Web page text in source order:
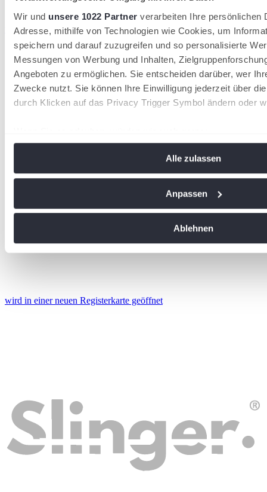
Wir und unsere 1022 Partner verarbeiten Ihre persönlichen
Adresse, mithilfe von Technologien wie Cookies, um
speichern und darauf zuzugreifen und so personalisierte
Messungen von Werbung und Inhalten,
Angeboten zu ermöglichen. Sie entscheiden darüber, wer
Zwecke nutzt. Sie können Ihre Einwilligung jederzeit über
durch Klicken auf das Privacy Trigger Symbol ändern oder
Ihr Gerät durch aktives Scannen nach bestimmten
Erfahren Sie mehr darüber, wie Ihre persönlichen Daten
führen diese Informationen möglicherweise mit weiteren
Alle zulassen
Anpassen
Ablehnen
wird in einer neuen Registerkarte geöffnet
wird in einer neuen Registerkarte geöffnet